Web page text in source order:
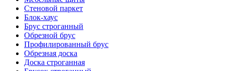
Стеновой паркет
Блок-хаус
Брус строганный
Обрезной брус
Профилированный брус
Обрезная доска
Доска строганная